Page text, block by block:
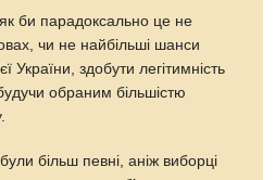
би парадоксально це не
чи не найбільші шанси
України, здобути легітимність
обраним більшістю
більш певні, аніж виборці